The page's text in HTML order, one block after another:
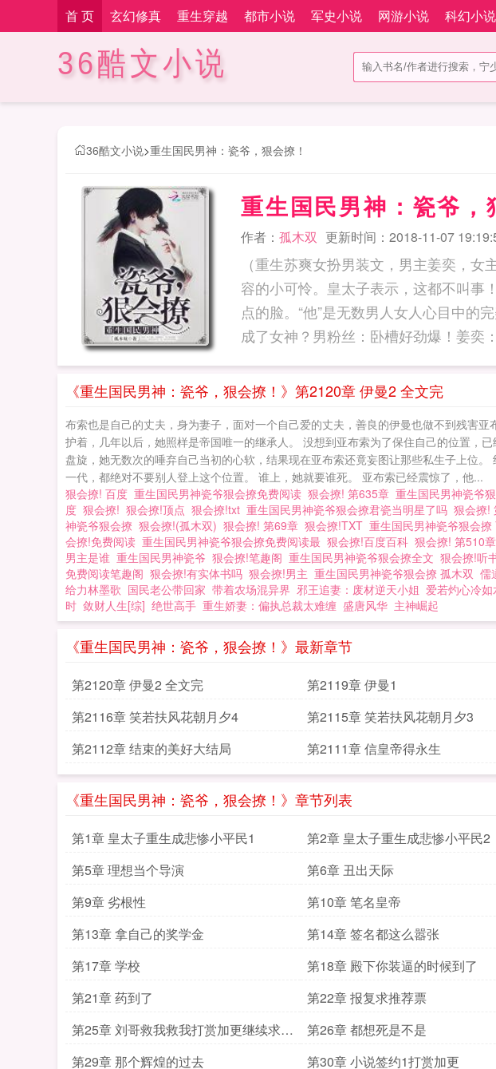
首 页 玄幻修真 重生穿越 都市小说 军史小说 网游小说 科幻小说
36酷文小说
36酷文小说>重生国民男神：瓷爷，狠会撩！
重生国民男神：瓷爷，
作者： 孤木双 更新时间：2018-11-07
（重生苏爽女扮男装文，男主姜奕，女
容的小可怜。皇太子表示，这都不叫事
点的脸。“他”是无数男人女人心目中的
成了女神？男粉丝：卧槽好劲爆！姜奕：老子不服，我
《重生国民男神：瓷爷，狠会撩！》第2120章 伊曼2 全文完
布索也是自己的丈夫，身为妻子，面对一个自己爱的丈夫，善良的伊曼也做不到残害
护着，几年以后，她照样是帝国唯一的继承人。 没想到亚布索为了保住自己的位置，
盘旋，她无数次的唾弃自己当初的心软，结果现在亚布索还竟妄图让那些私生子上位
一代，都绝对不要别人登上这个位置。 谁上，她就要谁死。 亚布索已经震惊了，他...
狠会撩! 百度 重生国民男神瓷爷狠会撩免费阅读 狠会撩! 第635章 重生国民男神瓷爷
度 狠会撩! 狠会撩!顶点 狠会撩!txt 重生国民男神瓷爷狠会撩君瓷当明星了吗 狠会撩!
神瓷爷狠会撩 狠会撩!(孤木双) 狠会撩! 第69章 狠会撩!TXT 重生国民男神瓷爷狠会撩
会撩!免费阅读 重生国民男神瓷爷狠会撩免费阅读最 狠会撩!百度百科 狠会撩! 第510章
男主是谁 重生国民男神瓷爷 狠会撩!笔趣阁 重生国民男神瓷爷狠会撩全文 狠会撩!听
免费阅读笔趣阁 狠会撩!有实体书吗 狠会撩!男主 重生国民男神瓷爷狠会撩 孤木双 儒
给力林墨歌 国民老公带回家 带着农场混异界 邪王追妻：废材逆天小姐 爱若灼心冷如
时 敛财人生[综] 绝世高手 重生娇妻：偏执总裁太难缠 盛唐风华 主神崛起
《重生国民男神：瓷爷，狠会撩！》最新章节
第2120章 伊曼2 全文完 第2119章 伊曼1
第2116章 笑若扶风花朝月夕4
第2115章 笑若扶风花朝月夕3
第2112章 结束的美好大结局
第2111章 信皇帝得永生
《重生国民男神：瓷爷，狠会撩！》章节列表
第1章 皇太子重生成悲惨小平民1 第2章 皇太子重生成悲惨小平民2
第5章 理想当个导演
第6章 丑出天际
第9章 劣根性
第10章 笔名皇帝
第13章 拿自己的奖学金
第14章 签名都这么嚣张
第17章 学校 第18章 殿下你装逼的时候到了
第21章 药到了
第22章 报复求推荐票
第25章 刘哥救我救我打赏加更继续求推
荐票么么哒
第26章 都想死是不是
第29章 那个辉煌的过去
第30章 小说签约1打赏加更